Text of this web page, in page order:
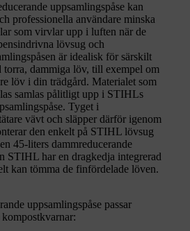
uppsamlingspåse kan
professionella användare minska
som virvlar upp i luften när de
lövsug och
är idealisk för särskilt
torra, dammiga löv, till exempel om
löv i din trädgård. Materialet som
samlas pålitligt upp i STIHLs
Tyget i
vävt och släpper därför igenom
den enkelt på STIHL lövsug
45-liters dammreducerande
STIHL har en dragkedja integrerad
kan tömma de finfördelade löven.
uppsamlingspåse passar